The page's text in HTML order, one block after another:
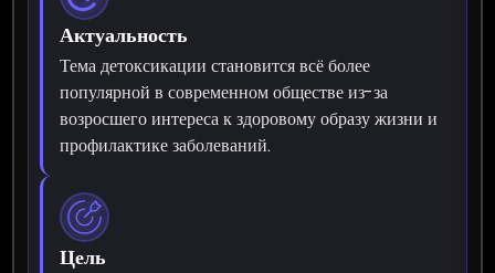
Актуальность
Тема детоксикации становится всё более
популярной в современном обществе из-за
возросшего интереса к здоровому образу жизни и
профилактике заболеваний.
Цель